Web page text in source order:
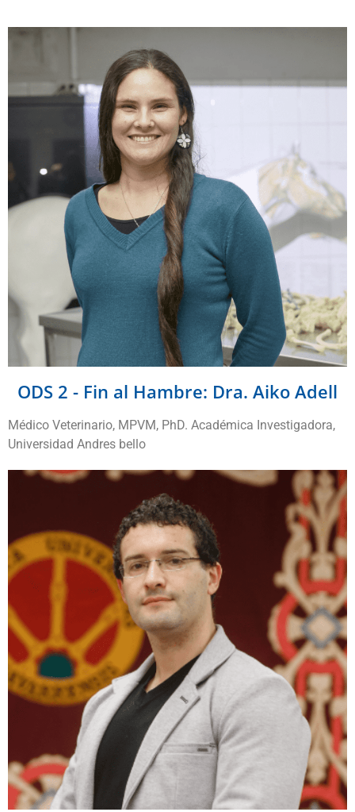
ODS 2 - Fin al Hambre: Dra. Aiko Adell
Médico Veterinario, MPVM, PhD. Académica Investigadora,
Universidad Andres bello